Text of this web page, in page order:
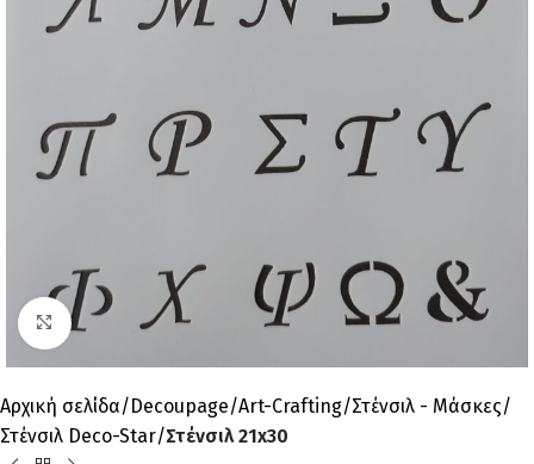
Click to enlarge
Αρχική σελίδα Decoupage Art-Crafting Στένσιλ - Μάσκες
Στένσιλ Deco-Star Στένσιλ 21x30